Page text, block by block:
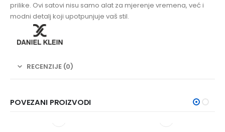
prilike. Ovi satovi nisu samo alat za mjerenje vremena, već i
modni detalj koji upotpunjuje vaš stil.
RECENZIJE (0)
POVEZANI PROIZVODI